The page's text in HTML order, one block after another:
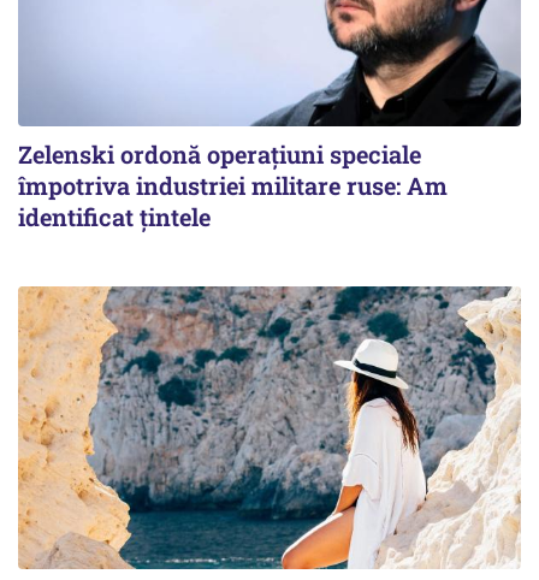
Zelenski ordonă operațiuni speciale
împotriva industriei militare ruse: Am
identificat țintele